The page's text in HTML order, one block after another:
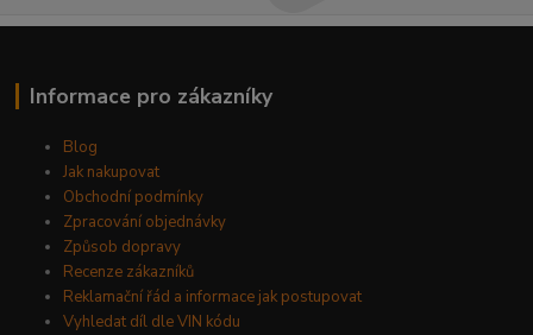
Informace pro zákazníky
Blog
Jak nakupovat
Obchodní podmínky
Zpracování objednávky
Způsob dopravy
Recenze zákazníků
Reklamační řád a informace jak postupovat
Vyhledat díl dle VIN kódu